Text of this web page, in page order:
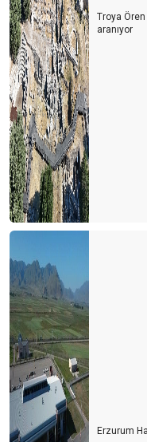
Troya Ören
aranıyor
Erzurum